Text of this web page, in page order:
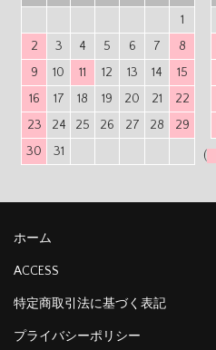
1
2
3 4 5 6 7
8
9
10 11 12 13 14
15
16
17 18 19 20 21
22
23
24 25 26 27 28
29
30
31 (
ホーム
ACCESS
特定商取引法に基づく表記
プライバシーポリシー